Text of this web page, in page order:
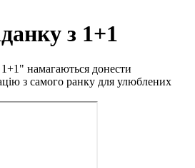
з 1+1
намагаються донести
з самого ранку для улюблених